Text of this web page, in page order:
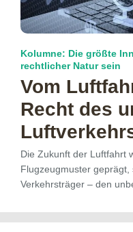
Kolumne: Die größte
rechtlicher Natur sein
Vom
Recht des
Die Zukunft der Luftfahrt
Flugzeugmuster
Verkehrsträger – den